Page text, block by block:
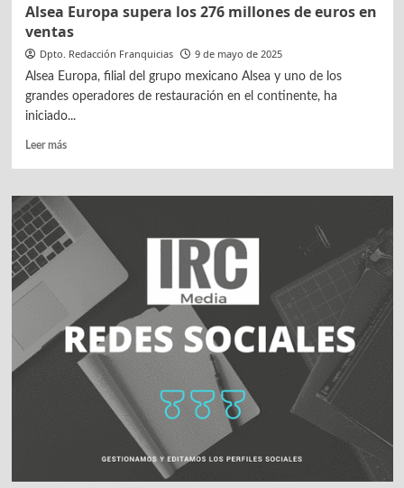
Alsea Europa supera los 276 millones de euros en
ventas
Dpto. Redacción Franquicias 9 de mayo de 2025
Alsea Europa, filial del grupo mexicano Alsea y uno de los
grandes operadores de restauración en el continente, ha
iniciado...
Leer másLeer
Alsea
Europa
supera
los
euros
en
ventas